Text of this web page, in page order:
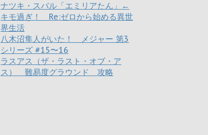
ナツキ・スバル「エミリアたん」←
キモ過ぎ！ Re:ゼロから始める異世
界生活
八木沼隼人がいた！ メジャー 第3
シリーズ #15〜16
ラスアス（ザ・ラスト・オブ・ア
ス） 難易度グラウンド 攻略